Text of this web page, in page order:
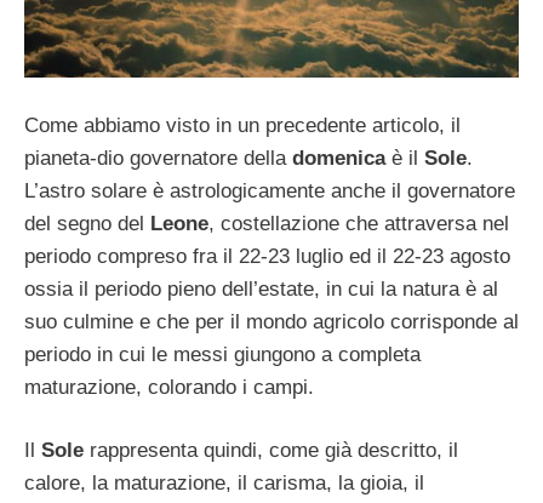
Come abbiamo visto in un precedente articolo, il
pianeta-dio governatore della domenicaè il Sole.
L’astro solare è astrologicamente anche il governatore
del segno del Leone, costellazione che attraversa nel
periodo compreso fra il 22-23 luglio ed il 22-23 agosto
ossia il periodo pieno dell’estate, in cui la natura è al
suo culmine e che per il mondo agricolo corrisponde al
periodo in cui le messi giungono a completa
maturazione, colorando i campi.
Sole rappresenta quindi, come già descritto, il
calore, la maturazione, il carisma, la gioia, il